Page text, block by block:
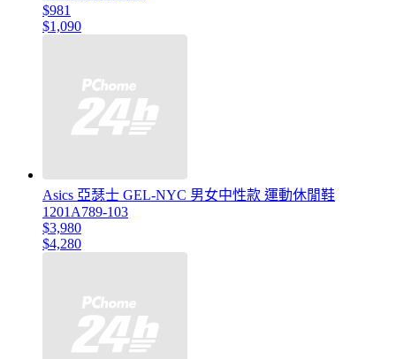
$981
$1,090
Asics 亞瑟士 GEL-NYC 男女中性款 運動休閒鞋
1201A789-103
$3,980
$4,280